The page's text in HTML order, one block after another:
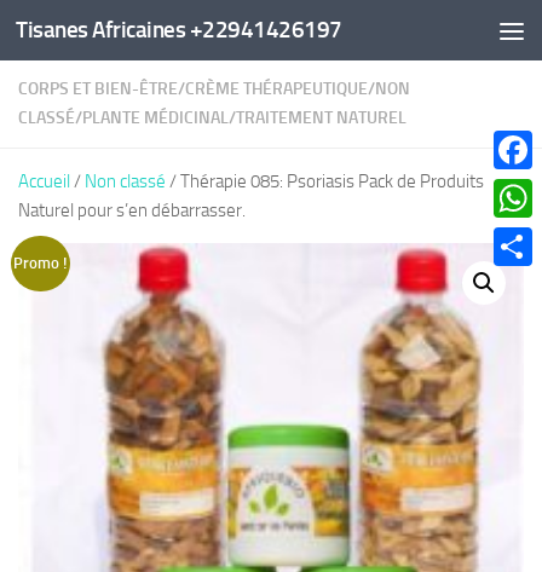
Au dessous du contenu
Tisanes Africaines +22941426197
CORPS ET BIEN-ÊTRE/CRÈME THÉRAPEUTIQUE/NON
CLASSÉ/PLANTE MÉDICINAL/TRAITEMENT NATUREL
Accueil/ Non classé / Thérapie 085: Psoriasis Pack de Produits
Naturel pour s’en débarrasser.
Promo !